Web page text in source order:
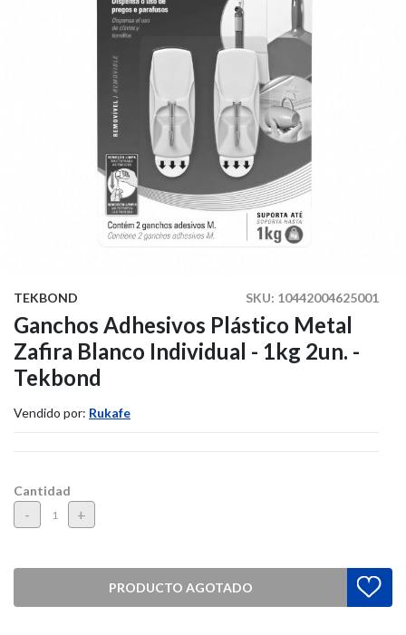
SKU: 10442004625001
TEKBOND
Ganchos Adhesivos Plástico Metal
Zafira Blanco Individual - 1kg 2un. -
Tekbond
Vendido por: Rukafe
Cantidad
- +
PRODUCTO AGOTADO